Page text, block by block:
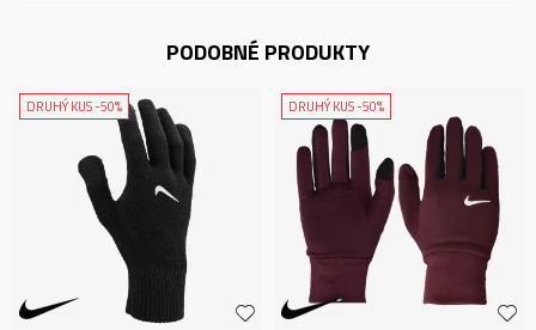
PODOBNÉ PRODUKTY
DRUHÝ KUS -50% DRUHÝ KUS -50%